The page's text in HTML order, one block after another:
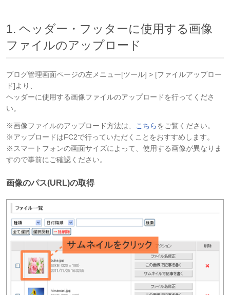
1. ヘッダー・フッターに使用する画像
ファイルのアップロード
ブログ管理画面ページの左メニュー[ツール] > [ファイルアップロー
ド]より、
ヘッダーに使用する画像ファイルのアップロードを行ってくださ
い。
※画像ファイルのアップロード方法は、 こちらをご覧ください。
※アップロードはFC2で行っていただくことをおすすめします。
※スマートフォンの画面サイズによって、使用する画像が異なりま
すので事前にご確認ください。
画像のパス(URL)の取得